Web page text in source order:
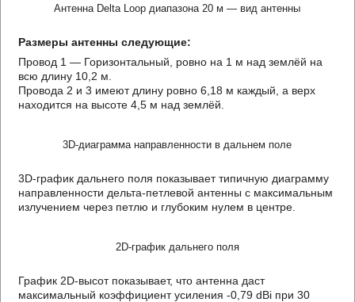
Антенна Delta Loop диапазона 20 м — вид антенны
Размеры антенны следующие:
Провод 1 — Горизонтальный, ровно на 1 м над землёй на
всю длину 10,2 м.
Провода 2 и 3 имеют длину ровно 6,18 м каждый, а верх
находится на высоте 4,5 м над землёй.
3D-диаграмма направленности в дальнем поле
3D-график дальнего поля показывает типичную диаграмму
направленности дельта-петлевой антенны с максимальным
излучением через петлю и глубоким нулем в центре.
2D-график дальнего поля
График 2D-высот показывает, что антенна даст
максимальный коэффициент усиления -0,79 dBi при 30